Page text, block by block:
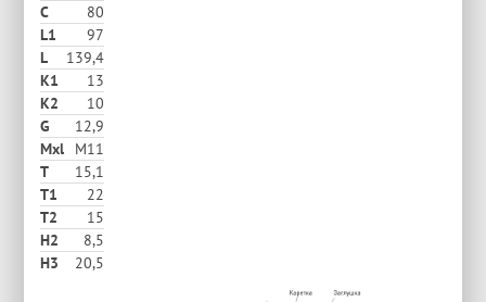
C
80
L1
97
L
139,4
K1
13
K2
10
G
12,9
Mxl
M11
T
15,1
T1
22
T2
15
H2
8,5
Н3
20,5